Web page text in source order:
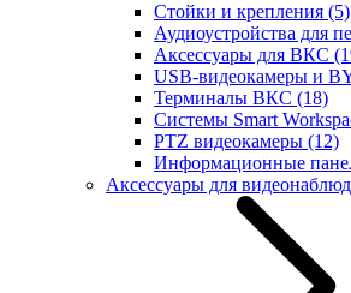
Стойки и крепления (5)
Аудиоустройства для
Аксессуары для ВКС
USB-видеокамеры и
Терминалы ВКС (18)
Системы Smart
PTZ видеокамеры (12)
Информационные
Аксессуары для